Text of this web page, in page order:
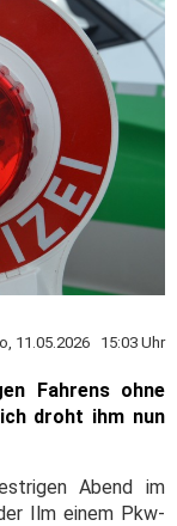
11.05.2026 15:03 Uhr
Fahrens ohne
droht ihm nun
Abend im
Ilm einem Pkw-